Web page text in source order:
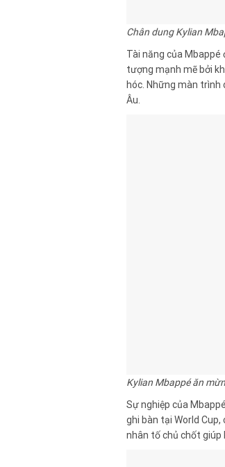
Chân dung Kylian
Tài năng của Mbappé
tượng mạnh mẽ bởi
hóc. Những màn trình
Âu.
Kylian Mbappé ăn
Sự nghiệp của
ghi bàn tại World
nhân tố chủ chốt giúp